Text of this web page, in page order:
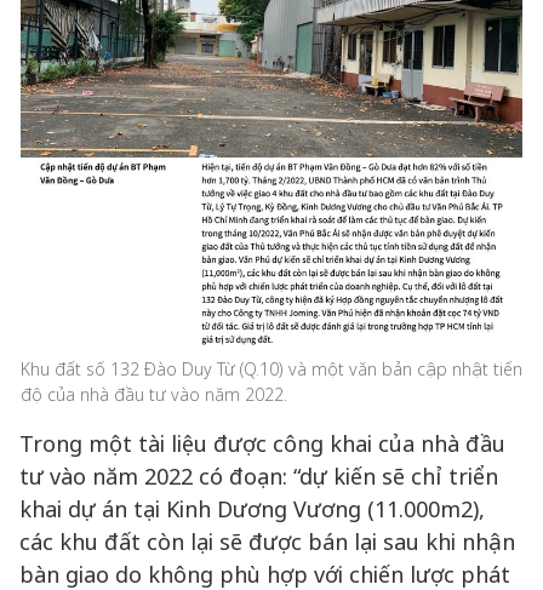
Khu đất số 132 Đào Duy Từ (Q.10) và một văn bản cập nhật tiến
độ của nhà đầu tư vào năm 2022.
Trong một tài liệu được công khai của nhà đầu
tư vào năm 2022 có đoạn: “dự kiến sẽ chỉ triển
khai dự án tại Kinh Dương Vương (11.000m2),
các khu đất còn lại sẽ được bán lại sau khi nhận
bàn giao do không phù hợp với chiến lược phát